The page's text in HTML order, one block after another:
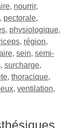
, nourrir,
, pectorale,
, physiologique,
, région,
, sein, semi-
, surcharge,
, thoracique,
, ventilation,